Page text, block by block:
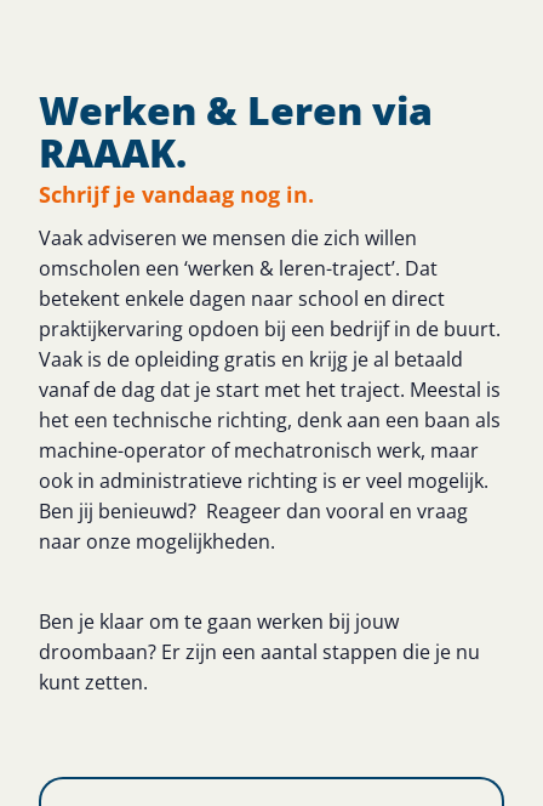
Werken & Leren via
RAAAK.
Schrijf je vandaag nog in.
Vaak adviseren we mensen die zich willen
omscholen een ‘werken & leren-traject’. Dat
betekent enkele dagen naar school en direct
praktijkervaring opdoen bij een bedrijf in de buurt.
Vaak is de opleiding gratis en krijg je al betaald
vanaf de dag dat je start met het traject. Meestal is
het een technische richting, denk aan een baan als
machine-operator of mechatronisch werk, maar
ook in administratieve richting is er veel mogelijk.
Ben jij benieuwd? Reageer dan vooral en vraag
naar onze mogelijkheden.
Ben je klaar om te gaan werken bij jouw
droombaan? Er zijn een aantal stappen die je nu
kunt zetten.